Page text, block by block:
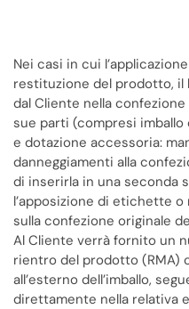
Nei casi in cui
restituzione del prodotto,
dal Cliente nella
sue parti (compresi
e dotazione accessoria:
danneggiamenti alla
di inserirla in una seconda
l’apposizione di etichette
sulla confezione originale
Al Cliente verrà fornito un
rientro del prodotto (RMA)
all’esterno dell’imballo,
direttamente nella relativa